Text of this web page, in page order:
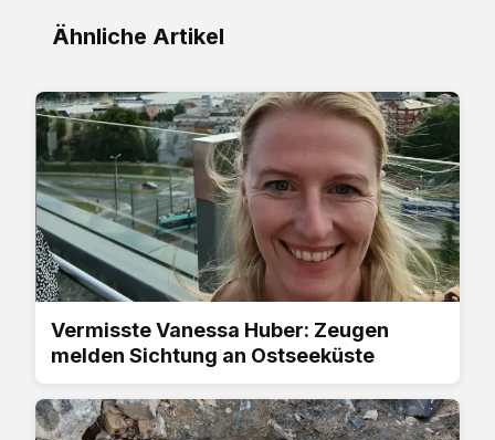
Ähnliche Artikel
Vermisste Vanessa Huber: Zeugen
melden Sichtung an Ostseeküste